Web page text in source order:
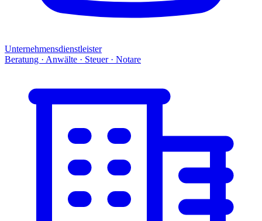
Unternehmensdienstleister
Beratung · Anwälte · Steuer · Notare